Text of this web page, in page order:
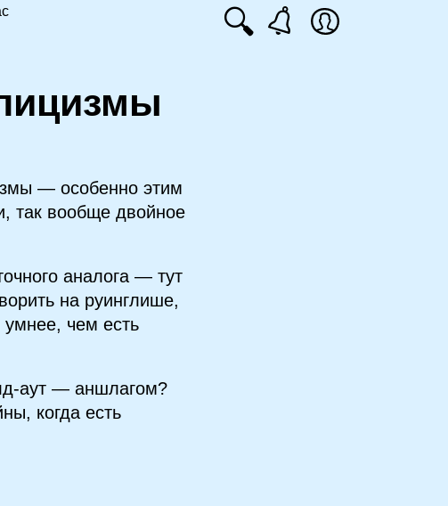
🔍
— особенно этим
так вообще двойное
аналога — тут
на руинглише,
умнее, чем есть
— аншлагом?
когда есть